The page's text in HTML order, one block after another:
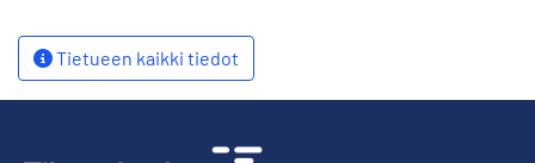
Tietueen kaikki tiedot